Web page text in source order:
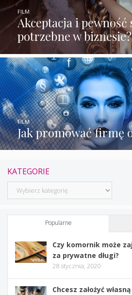
Akceptacja i pewność
potrzebne w biznesie?
FILM
Jak promować firmę
FILM
KATEGORIE
Kategorie
Popularne
Czy komornik może
za prywatne długi?
28 stycznia, 2020
Chcesz założyć